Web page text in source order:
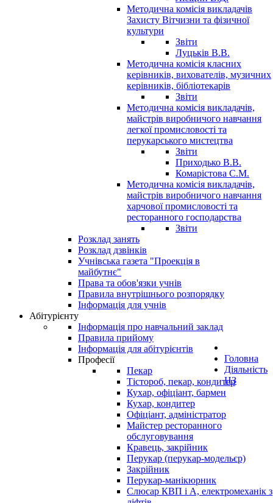
Методична комісія викладачів
Захисту Вітчизни та фізичної
культури
Звіти
Луцьків В.В.
Методична комісія класних
керівників, вихователів, музичних
керівників, бібліотекарів
Звіти
Методична комісія викладачів,
майстрів виробничого навчання
легкої промисловості та
перукарського мистецтва
Звіти
Приходько В.В.
Комарістова С.М.
Методична комісія викладачів,
майстрів виробничого навчання
харчової промисловості та
ресторанного господарства
Звіти
Розклад занять
Розклад дзвінків
Учнівська газета "Проекція в
майбутнє"
Права та обов'язки учнів
Правила внутрішнього розпорядку
Інформація для учнів
Абітурієнту
Інформація про навчальний заклад
Правила прийому
Інформація для абітурієнтів
Професії
Пекар
Тістороб, пекар, кондитер
Кухар, офіціант, бармен
Кухар, кондитер
Офіціант, адміністратор
Майстер ресторанного
обслуговування
Кравець, закрійник
Перукар (перукар-модельєр)
Закрійник
Перукар-манікюрник
Слюсар КВП і А, електромеханік з
Головна
Діяльність
НЗ